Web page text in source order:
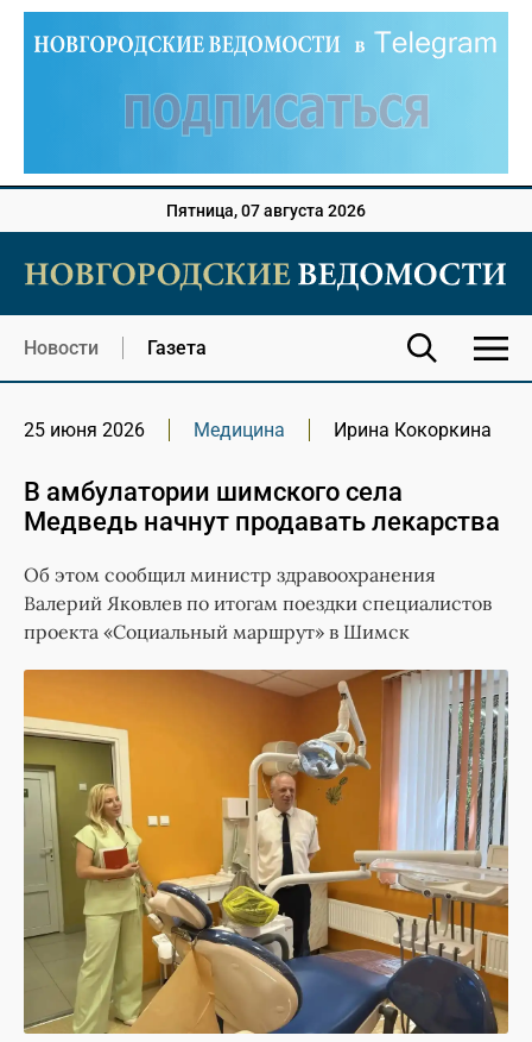
Пятница, 07 августа 2026
Новости Газета
25 июня 2026 Медицина Ирина Кокоркина
В амбулатории шимского села
Медведь начнут продавать лекарства
Об этом сообщил министр здравоохранения
Валерий Яковлев по итогам поездки специалистов
проекта «Социальный маршрут» в Шимск